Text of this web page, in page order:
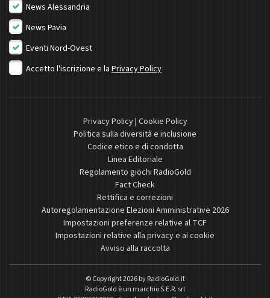
News Alessandria
News Pavia
Eventi Nord-Ovest
Accetto l'iscrizione e la Privacy Policy
Privacy Policy| Cookie Policy
Politica sulla diversità e inclusione
Codice etico e di condotta
Linea Editoriale
Regolamento giochi RadioGold
Fact Check
Rettifica e correzioni
Autoregolamentazione Elezioni Amministrative 2026
Impostazioni preferenze relative al TCF
Impostazioni relative alla privacy e ai cookie
Avviso alla raccolta
© Copyright 2026 byRadioGold.it
RadioGold è un marchio S.E.R. srl